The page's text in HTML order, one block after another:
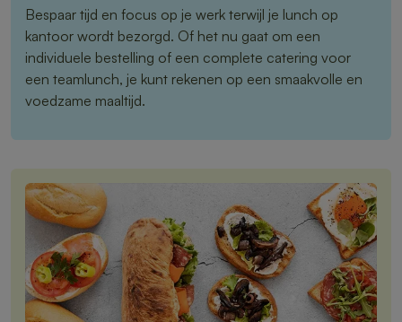
Bespaar tijd en focus op je werk terwijl je lunch op
kantoor wordt bezorgd. Of het nu gaat om een
individuele bestelling of een complete catering voor
een teamlunch, je kunt rekenen op een smaakvolle en
voedzame maaltijd.